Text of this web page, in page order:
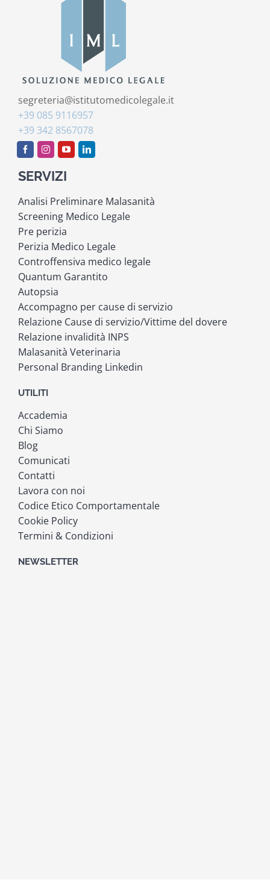
segreteria@istitutomedicolegale.it
+39 085 9116957
+39 342 8567078
SERVIZI
Analisi Preliminare Malasanità
Screening Medico Legale
Pre perizia
Perizia Medico Legale
Controffensiva medico legale
Quantum Garantito
Autopsia
Accompagno per cause di servizio
Relazione Cause di servizio/Vittime del dovere
Relazione invalidità INPS
Malasanità Veterinaria
Personal Branding Linkedin
UTILITI
Accademia
Chi Siamo
Blog
Comunicati
Contatti
Lavora con noi
Codice Etico Comportamentale
Cookie Policy
Termini & Condizioni
NEWSLETTER